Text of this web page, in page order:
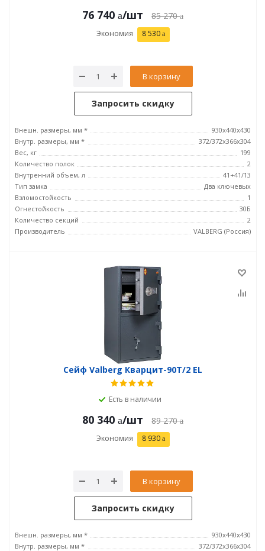
76 740 /шт 85 270
Экономия 8 530
В корзину
Запросить скидку
Внешн. размеры, мм *
930х440х430
Внутр. размеры, мм *
372/372х366х304
Вес, кг
199
Количество полок
2
Внутренний объем, л
41+41/13
Тип замка
Два ключевых
Взломостойкость
1
Огнестойкость
30Б
Количество секций
2
Производитель
VALBERG (Россия)
Сейф Valberg Кварцит-90Т/2 EL
Есть в наличии
80 340 /шт 89 270
Экономия 8 930
В корзину
Запросить скидку
Внешн. размеры, мм *
930x440x430
Внутр. размеры, мм *
372/372x366x304